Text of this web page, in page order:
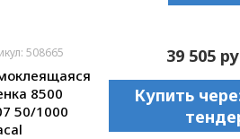
508665
8500
50/1000
39 505
Купить